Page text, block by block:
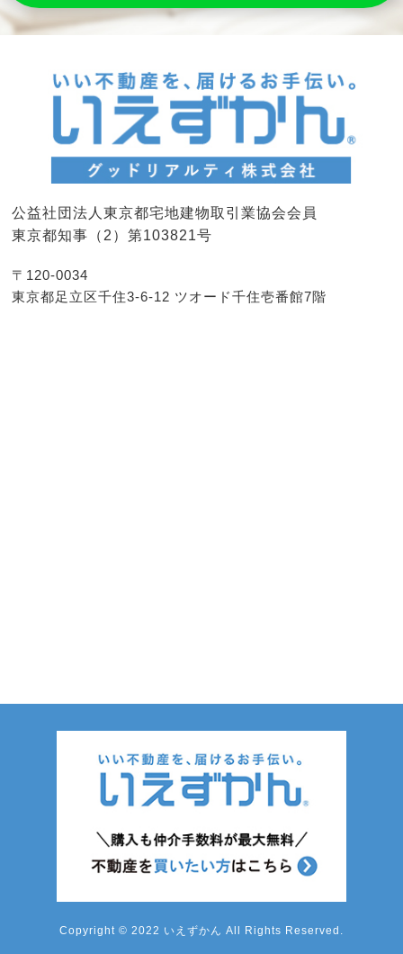
公益社団法人東京都宅地建物取引業協会会員
東京都知事（2）第103821号
〒120-0034
東京都足立区千住3-6-12 ツオード千住壱番館7階
Copyright © 2022 いえずかん All Rights Reserved.